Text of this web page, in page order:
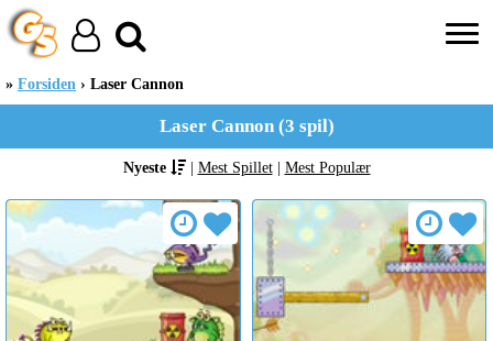
Forsiden Laser Cannon
Laser Cannon (3 spil)
Nyeste Mest Spillet Mest Populær